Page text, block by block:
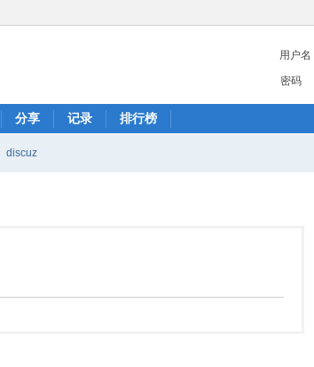
用户名
密码
分享 记录 排行榜
discuz